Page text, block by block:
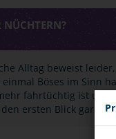
NÜCHTERN?
Alltag beweist
Böses im Sinn
fahrtüchtig ist und
ersten Blick gar